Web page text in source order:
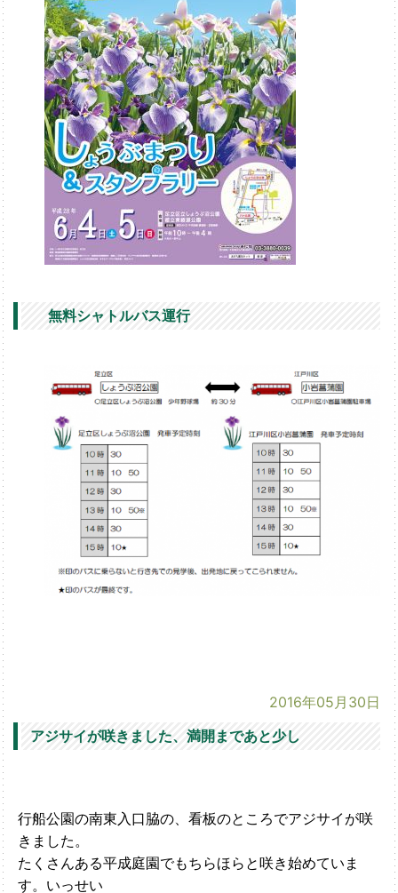
無料シャトルバス運行
2016年05月30日
アジサイが咲きました、満開まであと少し
行船公園の南東入口脇の、看板のところでアジサイが咲
きました。
たくさんある平成庭園でもちらほらと咲き始めていま
す。いっせい